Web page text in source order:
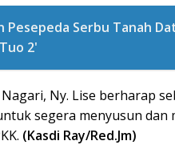
Pesepeda Serbu Tanah
2'
Nagari, Ny. Lise berharap
segera menyusun
(Kasdi Ray/Red.Jm)